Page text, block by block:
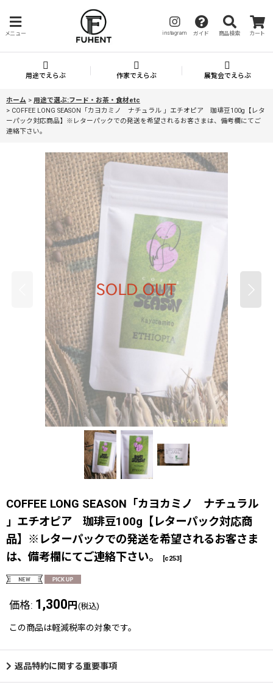
メニュー instagram ガイド 商品検索 カート
用途でえらぶ 作家でえらぶ 展覧会でえらぶ
ホーム > 用途で選ぶ:フード・お茶・食材etc
> COFFEE LONG SEASON「カヨカミノ ナチュラル 」エチオピア 珈琲豆100g【レタ
ーパック対応商品】※レターパックでの発送を希望されるお客さまは、備考欄にてご
連絡下さい。
COFFEE LONG SEASON「カヨカミノ ナチュラル
」エチオピア 珈琲豆100g【レターパック対応商
品】※レターパックでの発送を希望されるお客さま
は、備考欄にてご連絡下さい。
[c253]
価格: 1,300 円 (税込)
この商品は軽減税率の対象です。
返品特約に関する重要事項